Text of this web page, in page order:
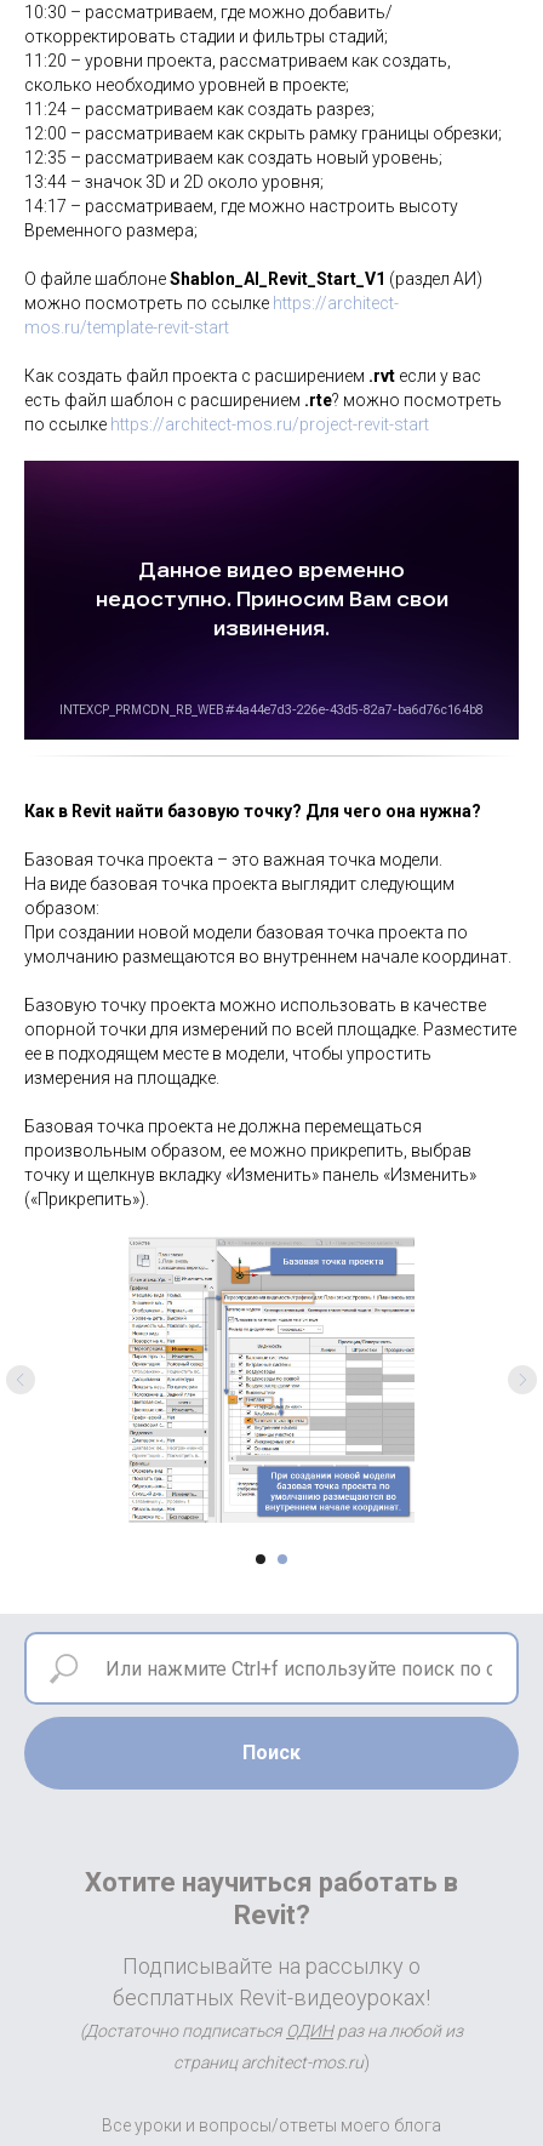
10:30 – рассматриваем, где можно добавить/
откорректировать стадии и фильтры стадий;
11:20 – уровни проекта, рассматриваем как создать,
сколько необходимо уровней в проекте;
11:24 – рассматриваем как создать разрез;
12:00 – рассматриваем как скрыть рамку границы обрезки;
12:35 – рассматриваем как создать новый уровень;
13:44 – значок 3D и 2D около уровня;
14:17 – рассматриваем, где можно настроить высоту
Временного размера;
О файле шаблонеShablon_AI_Revit_Start_V1 (раздел АИ)
можно посмотреть по ссылке https://architect-
mos.ru/template-revit-start
Как создать файл проекта с расширением .rvt если у вас
есть файл шаблон с расширением .rte? можно посмотреть
по ссылке https://architect-mos.ru/project-revit-start
Как в Revit найти базовую точку? Для чего она нужна?
Базовая точка проекта – это важная точка модели.
На виде базовая точка проекта выглядит следующим
образом:
При создании новой модели базовая точка проекта по
умолчанию размещаются во внутреннем начале координат.
Базовую точку проекта можно использовать в качестве
опорной точки для измерений по всей площадке. Разместите
ее в подходящем месте в модели, чтобы упростить
измерения на площадке.
Базовая точка проекта не должна перемещаться
произвольным образом, ее можно прикрепить, выбрав
точку и щелкнув вкладку «Изменить» панель «Изменить»
(«Прикрепить»).
Поиск
Хотите научиться работать в
Revit?
Подписывайте на рассылку о
бесплатных Revit-видеоуроках!
(Достаточно подписаться ОДИНраз на любой из
страниц architect-mos.ru)
Все уроки и вопросы/ответы моего блога